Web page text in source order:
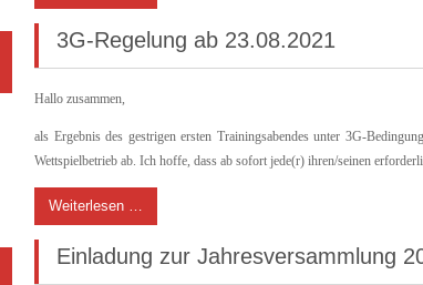
3G-Regelung ab 23.08.2021
Hallo zusammen,
als Ergebnis des gestrigen ersten Trainingsabendes unter 3G-
Wettspielbetrieb ab. Ich hoffe, dass ab sofort jede(r) ihren/seinen
Weiterlesen …
Einladung zur Jahresversammlung